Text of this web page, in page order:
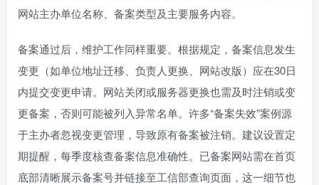
网站主办单位名称、备案类型及主要服务内容。
备案通过后，维护工作同样重要。根据规定，备案信息发生
变更（如单位地址迁移、负责人更换、网站改版）应在30日
内提交变更申请。网站关闭或服务器更换也需及时注销或变
更备案，否则可能被列入异常名单。许多“备案失效”案例源
于主办者忽视变更管理，导致原有备案被注销。建议设置定
期提醒，每季度核查备案信息准确性。已备案网站需在首页
底部清晰展示备案号并链接至工信部查询页面，这一细节也